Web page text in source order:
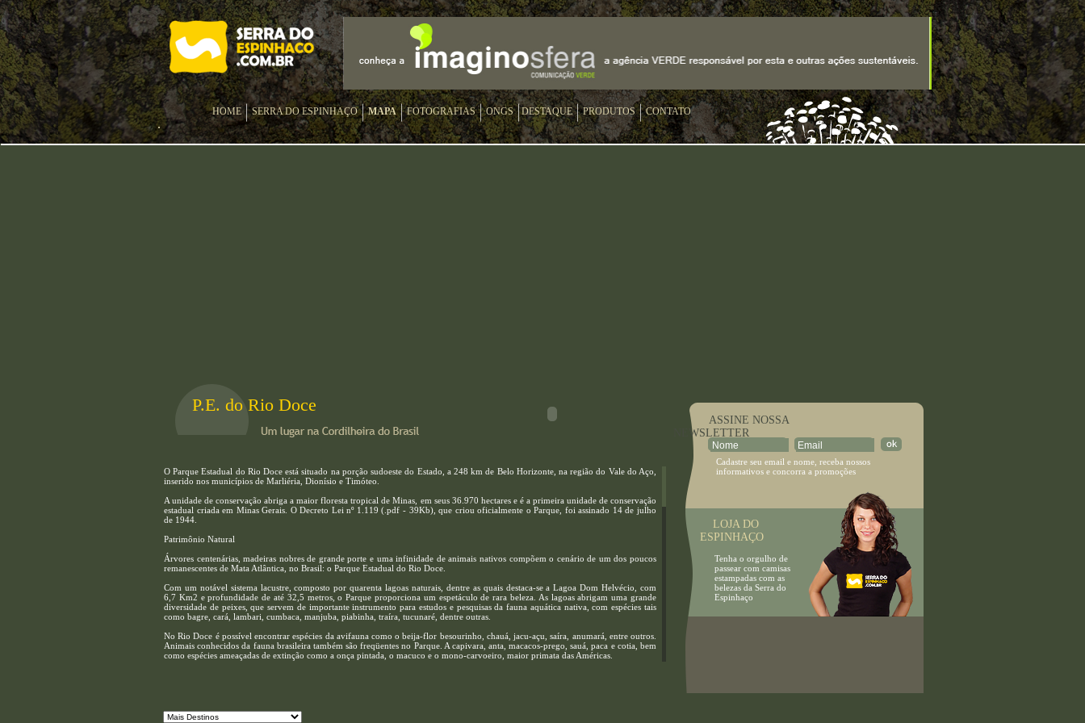
HOME SERRA DO ESPINHAÇO MAPA FOTOGRAFIAS ONGS DESTAQUE PRODUTOS CONTATO
P.E. do Rio Doce
O Parque Estadual do Rio Doce está situado na porção sudoeste do Estado, a 248 km de Belo Horizonte, na região do Vale do Aço,
inserido nos municípios de Marliéria, Dionísio e Timóteo.
A unidade de conservação abriga a maior floresta tropical de Minas, em seus 36.970 hectares e é a primeira unidade de conservação
estadual criada em Minas Gerais. O Decreto Lei nº 1.119 (.pdf - 39Kb), que criou oficialmente o Parque, foi assinado 14 de julho
de 1944.
Patrimônio Natural
Árvores centenárias, madeiras nobres de grande porte e uma infinidade de animais nativos compõem o cenário de um dos poucos
remanescentes de Mata Atlântica, no Brasil: o Parque Estadual do Rio Doce.
Com um notável sistema lacustre, composto por quarenta lagoas naturais, dentre as quais destaca-se a Lagoa Dom Helvécio, com
6,7 Km2 e profundidade de até 32,5 metros, o Parque proporciona um espetáculo de rara beleza. As lagoas abrigam uma grande
diversidade de peixes, que servem de importante instrumento para estudos e pesquisas da fauna aquática nativa, com espécies tais
como bagre, cará, lambari, cumbaca, manjuba, piabinha, traíra, tucunaré, dentre outras.
No Rio Doce é possível encontrar espécies da avifauna como o beija-flor besourinho, chauá, jacu-açu, saíra, anumará, entre outros.
Animais conhecidos da fauna brasileira também são freqüentes no Parque. A capivara, anta, macacos-prego, sauá, paca e cotia, bem
como espécies ameaçadas de extinção como a onça pintada, o macuco e o mono-carvoeiro, maior primata das Américas.
ASSINE NOSSA
NEWSLETTER
Cadastre seu email e nome, receba nossos
informativos e concorra a promoções
LOJA DO
ESPINHAÇO
Tenha o orgulho de
passear com camisas
estampadas com as
belezas da Serra do
Espinhaço